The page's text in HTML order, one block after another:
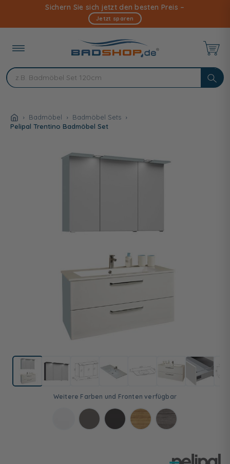
Inhalt
Sichern Sie sich jetzt den besten Preis –
Jetzt sparen
Badmöbel
Badmöbel Sets
Pelipal Trentino Badmöbel Set